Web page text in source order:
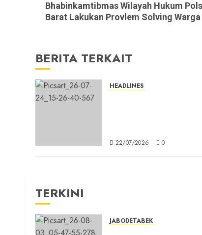
post:
Bhabinkamtibmas Wilayah Hukum
Barat Lakukan Provlem Solving Warga
BERITA TERKAIT
HEADLINES
22/07/2026 0
TERKINI
JABODETABEK